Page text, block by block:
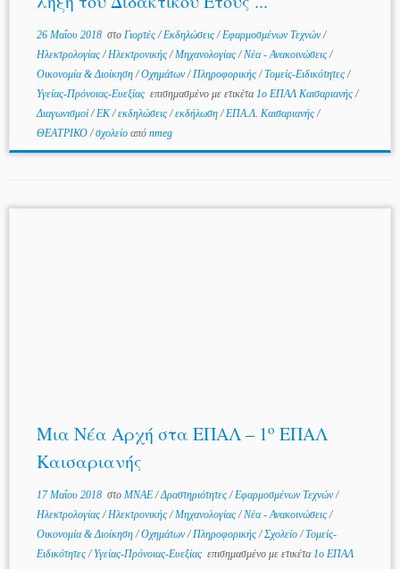
26 Μαΐου 2018στο Γιορτές/Εκδηλώσεις/Εφαρμοσμένων Τεχνών/
Ηλεκτρολογίας/Ηλεκτρονικής/Μηχανολογίας/Νέα - Ανακοινώσεις/
Οικονομία & Διοίκηση/Οχημάτων/Πληροφορικής/Τομείς-Ειδικότητες/
Υγείας-Πρόνοιας-Ευεξίας επισημασμένο με ετικέτα1ο ΕΠΑΛ Καισαριανής/
Διαγωνισμοί/ΕΚ/εκδηλώσεις/εκδήλωση/ΕΠΑ.Λ. Καισαριανής/
ΘΕΑΤΡΙΚΟ/σχολείο από nmeg
Μια Νέα Αρχή στα ΕΠΑΛ – 1ο ΕΠΑΛ
Καισαριανής
17 Μαΐου 2018στο MNAE/Δραστηριότητες/Εφαρμοσμένων Τεχνών/
Ηλεκτρολογίας/Ηλεκτρονικής/Μηχανολογίας/Νέα - Ανακοινώσεις/
Οικονομία & Διοίκηση/Οχημάτων/Πληροφορικής/Σχολείο/Τομείς-
Ειδικότητες/Υγείας-Πρόνοιας-Ευεξίας επισημασμένο με ετικέτα1ο ΕΠΑΛ